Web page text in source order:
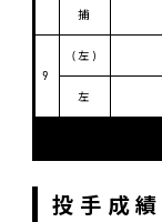
捕
9
(左)
左
投手成績